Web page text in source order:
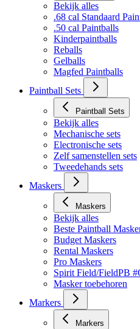
Bekijk alles
.68 cal Standaard
.50 cal Paintballs
Kinderpaintballs
Reballs
Gelballs
Magfed Paintballs
Paintball Sets
Paintball Sets
Bekijk alles
Mechanische sets
Electronische sets
Zelf samenstellen sets
Tweedehands sets
Maskers
Maskers
Bekijk alles
Beste Paintball
Budget Maskers
Rental Maskers
Pro Maskers
Spirit Field/FieldPB
Masker toebehoren
Markers
Markers